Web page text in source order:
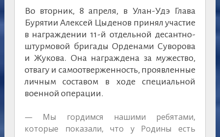
Во вторник, 8 апреля, в Улан-Удэ Глава
Бурятии Алексей Цыденов принял участие
в награждении 11-й отдельной десантно-
штурмовой бригады Орденами Суворова
и Жукова. Она награждена за мужество,
отвагу и самоотверженность, проявленные
личным составом в ходе специальной
военной операции.
— Мы гордимся нашими ребятами,
которые показали, что у Родины есть